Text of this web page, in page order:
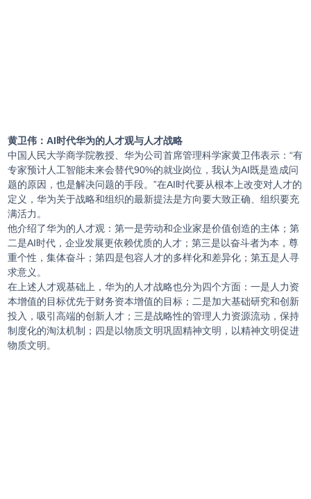
黄卫伟：AI时代华为的人才观与人才战略
中国人民大学商学院教授、华为公司首席管理科学家黄卫伟表示：“有
专家预计人工智能未来会替代90%的就业岗位，我认为AI既是造成问
题的原因，也是解决问题的手段。”在AI时代要从根本上改变对人才的
定义，华为关于战略和组织的最新提法是方向要大致正确、组织要充
满活力。
他介绍了华为的人才观：第一是劳动和企业家是价值创造的主体；第
二是AI时代，企业发展更依赖优质的人才；第三是以奋斗者为本，尊
重个性，集体奋斗；第四是包容人才的多样化和差异化；第五是人寻
求意义。
在上述人才观基础上，华为的人才战略也分为四个方面：一是人力资
本增值的目标优先于财务资本增值的目标；二是加大基础研究和创新
投入，吸引高端的创新人才；三是战略性的管理人力资源流动，保持
制度化的淘汰机制；四是以物质文明巩固精神文明，以精神文明促进
物质文明。